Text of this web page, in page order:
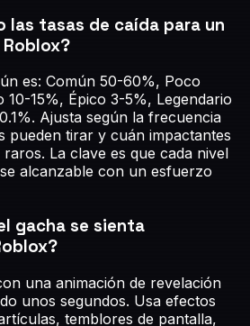
las tasas de caída para un
es: Común 50-60%, Poco
10-15%, Épico 3-5%, Legendario
Ajusta según la frecuencia
pueden tirar y cuán impactantes
La clave es que cada nivel
alcanzable con un esfuerzo
gacha se sienta
una animación de revelación
unos segundos. Usa efectos
temblores de pantalla,